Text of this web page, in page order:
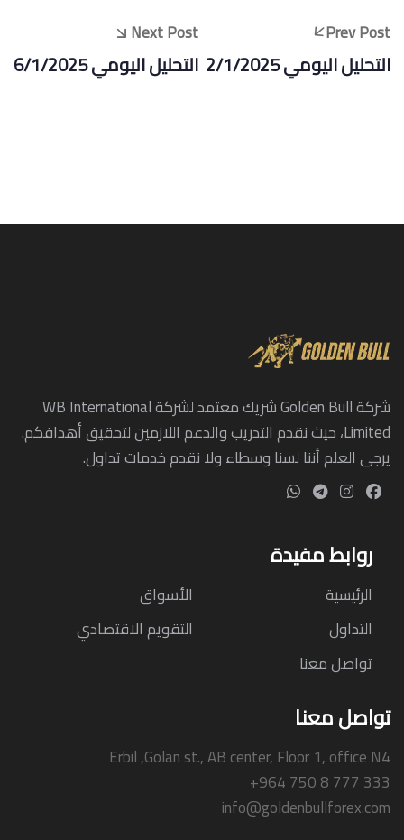
Prev Post
التحليل اليومي 2/1/2025
Next Post
التحليل اليومي 6/1/2025
شركة Golden Bull شريك معتمد لشركة WB International
Limited، حيث نقدم التدريب والدعم اللازمين لتحقيق أهدافكم.
يرجى العلم أننا لسنا وسطاء ولا نقدم خدمات تداول.
روابط مفيدة
الرئيسية
الأسواق
التداول
التقويم الاقتصادي
تواصل معنا
تواصل معنا
Erbil ,Golan st., AB center, Floor 1, office N4
+964 750 8 777 333
info@goldenbullforex.com